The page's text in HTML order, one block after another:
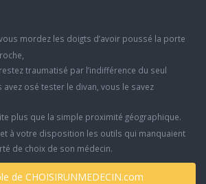
mordez les doigts d’avoir poussé la porte
traumatisé par l’indifférence du seul
osé tester le divan, vous le savez
plus que la simple proximité géographique.
à votre disposition les outils qui manquaient
de choix de son médecin.
Le rôle de CHOISIRUNMEDECIN.com